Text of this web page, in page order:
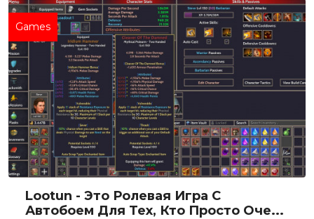
Games
Lootun - Это Ролевая Игра С
Автобоем Для Тех, Кто Просто Оче...